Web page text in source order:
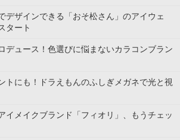
デザインできる「おそ松さん」のアイウェ
タート
デュース！色選びに悩まないカラコンブラン
トにも！ドラえもんのふしぎメガネで光と視
イメイクブランド「フィオリ」、もうチェッ